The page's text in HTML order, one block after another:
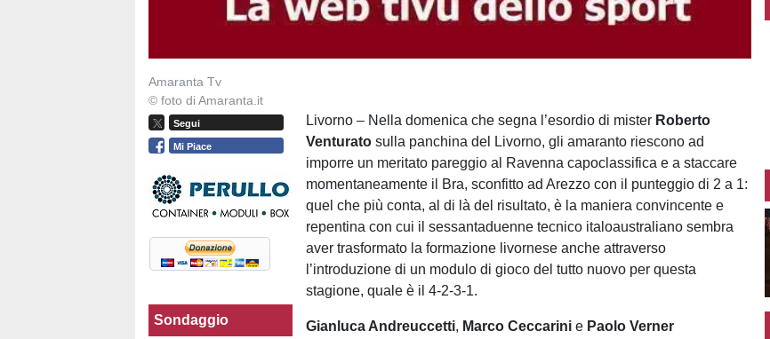
Amaranta Tv
© foto di Amaranta.it
Segui
Mi Piace
Sondaggio
Livorno – Nella domenica che segna l’esordio di mister Roberto
Venturatosulla panchina del Livorno, gli amaranto riescono ad
imporre un meritato pareggio al Ravenna capoclassifica e a staccare
momentaneamente il Bra, sconfitto ad Arezzo con il punteggio di 2 a 1:
quel che più conta, al di là del risultato, è la maniera convincente e
repentina con cui il sessantaduenne tecnico italoaustraliano sembra
aver trasformato la formazione livornese anche attraverso
l’introduzione di un modulo di gioco del tutto nuovo per questa
stagione, quale è il 4-2-3-1.
Gianluca Andreuccetti, Marco Ceccarinie Paolo Verner